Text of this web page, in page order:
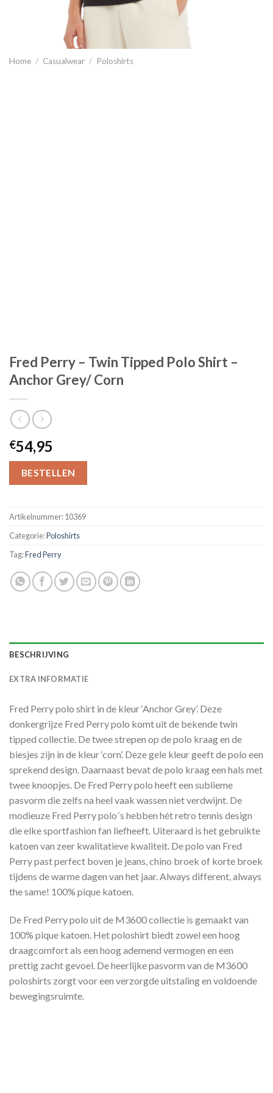
Home / Casualwear / Poloshirts
Fred Perry – Twin Tipped Polo Shirt –
Anchor Grey/ Corn
€54,95
BESTELLEN
Artikelnummer:10369
Categorie:Poloshirts
Tag:Fred Perry
BESCHRIJVING
EXTRA INFORMATIE
Fred Perry polo shirt in de kleur ‘Anchor Grey’. Deze
donkergrijze Fred Perry polo komt uit de bekende twin
tipped collectie. De twee strepen op de polo kraag en de
biesjes zijn in de kleur ‘corn’. Deze gele kleur geeft de polo een
sprekend design. Daarnaast bevat de polo kraag een hals met
twee knoopjes. De Fred Perry polo heeft een sublieme
pasvorm die zelfs na heel vaak wassen niet verdwijnt. De
modieuze Fred Perry polo´s hebben hét retro tennis design
die elke sportfashion fan liefheeft. Uiteraard is het gebruikte
katoen van zeer kwalitatieve kwaliteit. De polo van Fred
Perry past perfect boven je jeans, chino broek of korte broek
tijdens de warme dagen van het jaar. Always different, always
the same! 100% pique katoen.
De Fred Perry polo uit de M3600 collectie is gemaakt van
100% pique katoen. Het poloshirt biedt zowel een hoog
draagcomfort als een hoog ademend vermogen en een
prettig zacht gevoel. De heerlijke pasvorm van de M3600
poloshirts zorgt voor een verzorgde uitstaling en voldoende
bewegingsruimte.